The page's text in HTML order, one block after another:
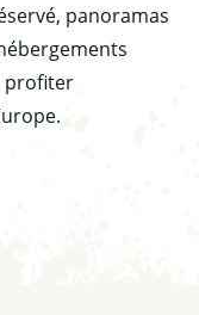
panoramas
profiter